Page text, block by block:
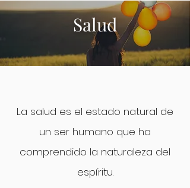
Salud
La salud es el estado natural de
un ser humano que ha
comprendido la naturaleza del
espíritu.